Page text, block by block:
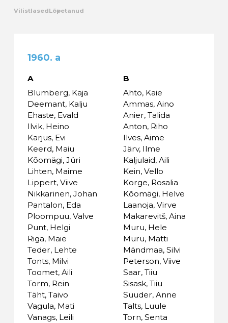
VilistlasedLõpetanud
1960. a
A
Blumberg, Kaja
Deemant, Kalju
Ehaste, Evald
Ilvik, Heino
Karjus, Evi
Keerd, Maiu
Kõomägi, Jüri
Lihten, Maime
Lippert, Viive
Nikkarinen, Johan
Pantalon, Eda
Ploompuu, Valve
Punt, Helgi
Riga, Maie
Teder, Lehte
Tonts, Milvi
Toomet, Aili
Torm, Rein
Täht, Taivo
Vagula, Mati
Vanags, Leili
B
Ahto, Kaie
Ammas, Aino
Anier, Talida
Anton, Riho
Ilves, Aime
Järv, Ilme
Kaljulaid, Aili
Kein, Vello
Korge, Rosalia
Kõomägi, Helve
Laanoja, Virve
Makarevitš, Aina
Muru, Hele
Muru, Matti
Mändmaa, Silvi
Peterson, Viive
Saar, Tiiu
Sisask, Tiiu
Suuder, Anne
Talts, Luule
Torn, Senta
Järelvalve